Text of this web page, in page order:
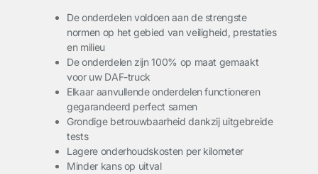
De onderdelen voldoen aan de strengste
normen op het gebied van veiligheid, prestaties
en milieu
De onderdelen zijn 100% op maat gemaakt
voor uw DAF-truck
Elkaar aanvullende onderdelen functioneren
gegarandeerd perfect samen
Grondige betrouwbaarheid dankzij uitgebreide
tests
Lagere onderhoudskosten per kilometer
Minder kans op uitval